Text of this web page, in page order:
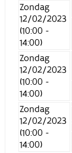
Zondag
12/02/2023
(10:00 -
14:00)
Zondag
12/02/2023
(10:00 -
14:00)
Zondag
12/02/2023
(10:00 -
14:00)